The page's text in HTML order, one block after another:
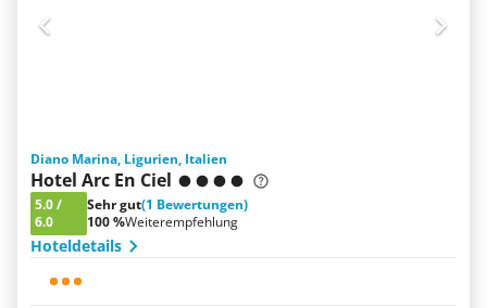
Diano Marina, Ligurien, Italien
Hotel Arc En Ciel
5.0/
6.0
Sehr gut(1 Bewertungen)
100 %Weiterempfehlung
Hoteldetails